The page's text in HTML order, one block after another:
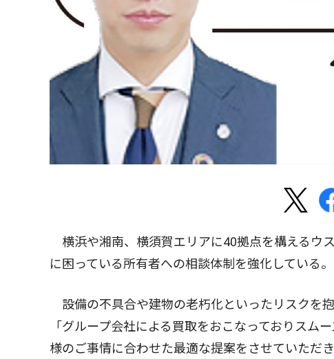
横浜や湘南、横須賀エリアに40拠点を構えるウ
に困っている所有者への相談体制を強化している。
設備の不具合や建物の老朽化といったリスクを
「グループ会社による買取をおこなっておりスム
様のご事情に合わせた最適な提案をさせていただき